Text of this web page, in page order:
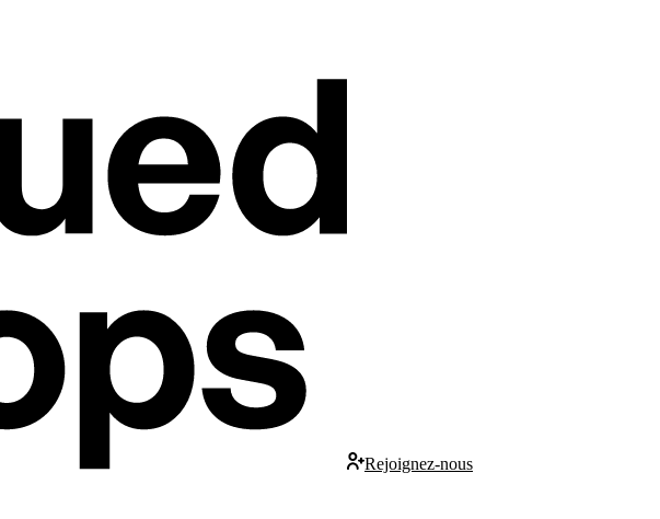
Rejoignez-nous